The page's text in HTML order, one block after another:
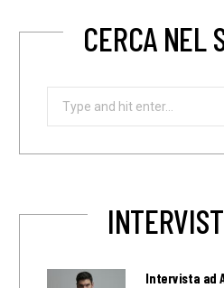
CERCA NEL
Search
Intervista ad